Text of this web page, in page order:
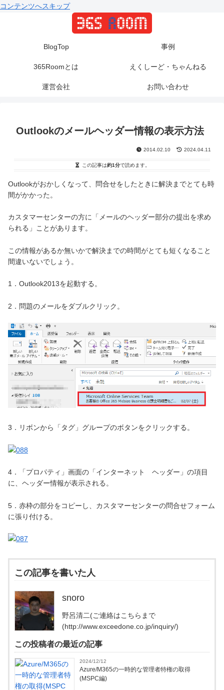
コンテンツへスキップ
BlogTop 事例
365Roomとは えくしーど・ちゃんねる
運営会社 お問い合わせ
Outlookのメールヘッダー情報の表示方法
2014.02.10 2024.04.11
この記事は約1分で読めます。
Outlookがおかしくなって、問合せをしたときに解決までとても時
間がかかった。
カスタマーセンターの方に「メールのヘッダー部分の提出を求め
られる」ことがあります。
この情報があるか無いかで解決までの時間がとても短くなること
間違いないでしょう。
1．Outlook2013を起動する。
2．問題のメールをダブルクリック。
3．リボンから「タグ」グループのボタンをクリックする。
4．「プロパティ」画面の「インターネット ヘッダー」の項目
に、ヘッダー情報が表示される。
5．赤枠の部分をコピーし、カスタマーセンターの問合せフォーム
に張り付ける。
この記事を書いた人
snoro
野呂清二(ご連絡はこちらまで
(http://www.exceedone.co.jp/inquiry/)
この投稿者の最近の記事
2024/12/12
Azure/M365の一時的な管理者特権の取得
(MSPC編)